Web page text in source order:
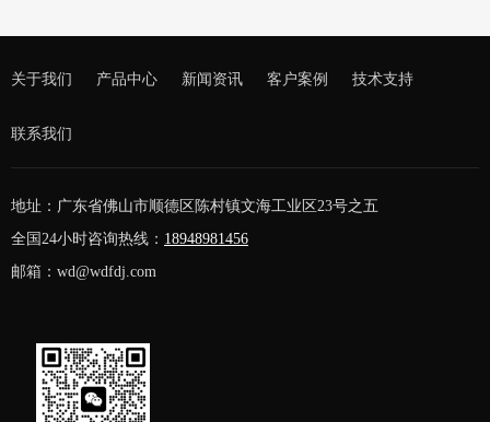
关于我们 产品中心 新闻资讯 客户案例 技术支持
联系我们
地址：广东省佛山市顺德区陈村镇文海工业区23号之五
全国24小时咨询热线： 18948981456
邮箱：wd@wdfdj.com